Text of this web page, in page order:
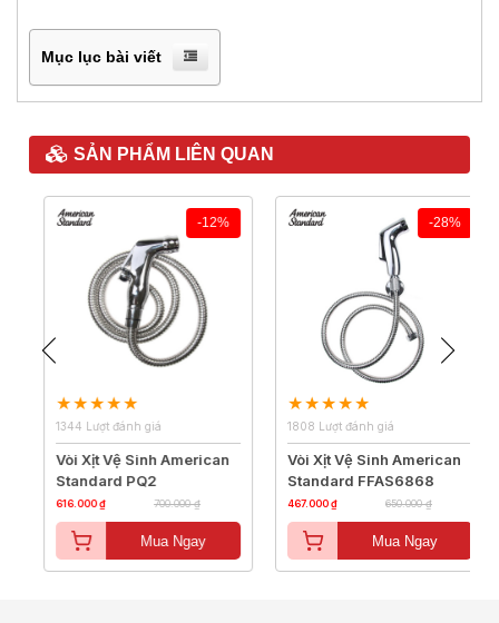
Mục lục bài viết
SẢN PHẨM LIÊN QUAN
-12%
1344 Lượt đánh giá
Vòi Xịt Vệ Sinh American
Standard PQ2
616.000 ₫ 700.000 ₫
Mua Ngay
-28%
1808 Lượt đánh giá
Vòi Xịt Vệ Sinh American
Standard FFAS6868
467.000 ₫ 650.000 ₫
Mua Ngay